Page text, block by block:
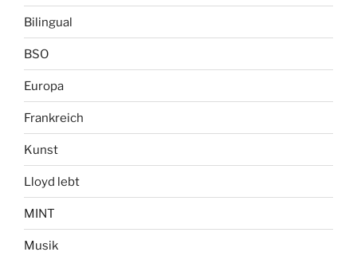
Bilingual
BSO
Europa
Frankreich
Kunst
Lloyd lebt
MINT
Musik